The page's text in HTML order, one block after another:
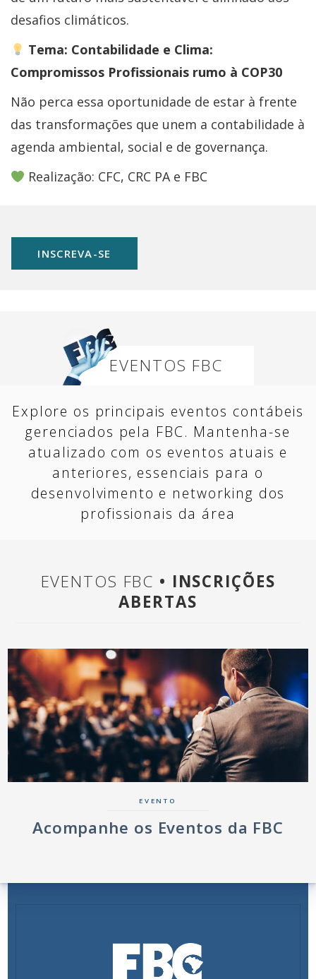
desafios climáticos.
Tema: Contabilidade e Clima:
Compromissos Profissionais rumo à COP30
Não perca essa oportunidade de estar à frente
das transformações que unem a contabilidade à
agenda ambiental, social e de governança.
Realização: CFC, CRC PA e FBC
INSCREVA-SE
EVENTOS FBC
Explore os principais eventos contábeis
gerenciados pela FBC. Mantenha-se
atualizado com os eventos atuais e
anteriores, essenciais para o
desenvolvimento e networking dos
profissionais da área
EVENTOS FBC • INSCRIÇÕES
ABERTAS
EVENTO
Acompanhe os Eventos da FBC